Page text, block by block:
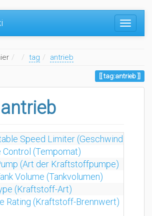
Home
tag antrieb
tag:antrieb
Speed Limiter
Control (Tempomat)
(Art der Kraftstoffpumpe)
Volume (Tankvolumen)
(Kraftstoff-Art)
Rating (Kraftstoff-Brennwert)